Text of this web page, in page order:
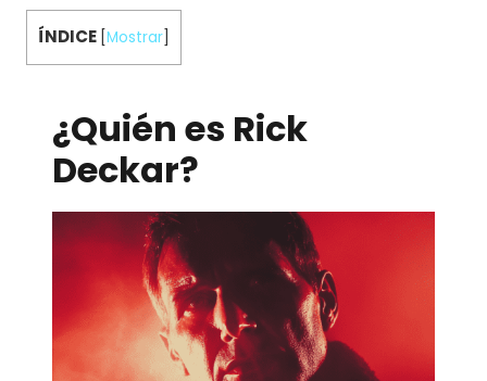
ÍNDICE Mostrar
¿Quién es Rick
Deckar?